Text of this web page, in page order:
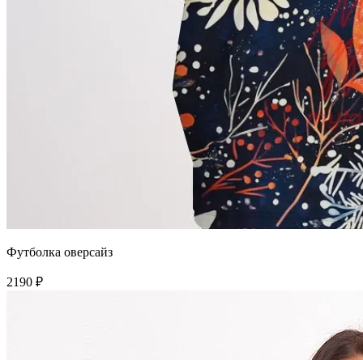
Футболка оверсайз
2190 ₽